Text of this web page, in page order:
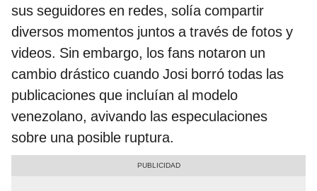
sus seguidores en redes, solía compartir
diversos momentos juntos a través de fotos y
videos. Sin embargo, los fans notaron un
cambio drástico cuando Josi borró todas las
publicaciones que incluían al modelo
venezolano, avivando las especulaciones
sobre una posible ruptura.